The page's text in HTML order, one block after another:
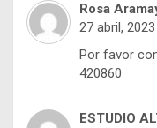
Rosa
27 abril,
Por favor
420860
ESTUDIO